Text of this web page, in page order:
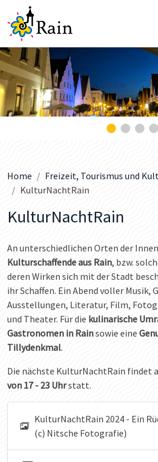
Home Freizeit, Tourismus und
KulturNachtRain
KulturNachtRain
An unterschiedlichen Orten der
Kulturschaffende aus Rain, bzw.
deren Wirken sich mit der Stadt
ihr Schaffen. Ein Abend voller Musik,
Ausstellungen, Literatur, Film,
und Theater. Für die kulinarische
Gastronomen in Rainsowie eine
Tillydenkmal.
Die nächste KulturNachtRain findet
von 17 - 23 Uhrstatt.
KulturNachtRain 2024 - Ein
(c) Nitsche Fotografie)